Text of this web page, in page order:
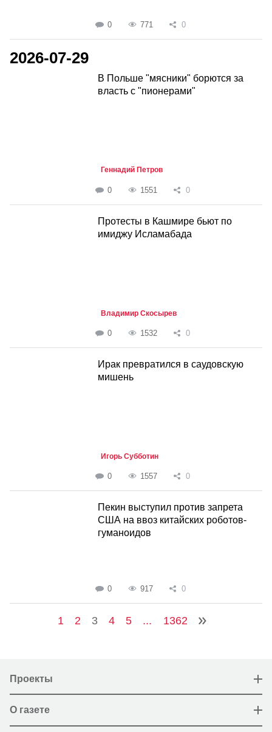
0 771 0
2026-07-29
В Польше "мясники" борются за
власть с "пионерами"
Геннадий Петров
0 1551 0
Протесты в Кашмире бьют по
имиджу Исламабада
Владимир Скосырев
0 1532 0
Ирак превратился в саудовскую
мишень
Игорь Субботин
0 1557 0
Пекин выступил против запрета
США на ввоз китайских роботов-
гуманоидов
0 917 0
1 2 3 4 5 ... 1362
Проекты
О газете